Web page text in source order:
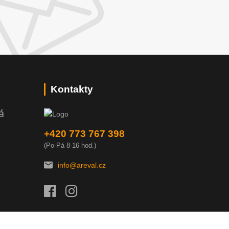
Kontakty
+420 773 767 398
(Po-Pá 8-16 hod.)
info@areval.cz